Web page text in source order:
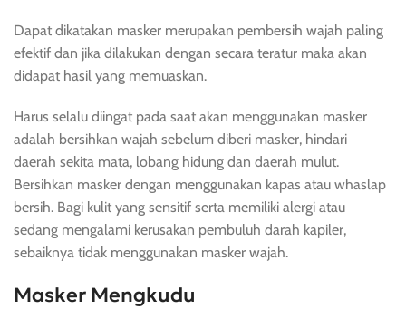
Dapat dikatakan masker merupakan pembersih wajah paling
efektif dan jika dilakukan dengan secara teratur maka akan
didapat hasil yang memuaskan.
Harus selalu diingat pada saat akan menggunakan masker
adalah bersihkan wajah sebelum diberi masker, hindari
daerah sekita mata, lobang hidung dan daerah mulut.
Bersihkan masker dengan menggunakan kapas atau whaslap
bersih. Bagi kulit yang sensitif serta memiliki alergi atau
sedang mengalami kerusakan pembuluh darah kapiler,
sebaiknya tidak menggunakan masker wajah.
Masker Mengkudu